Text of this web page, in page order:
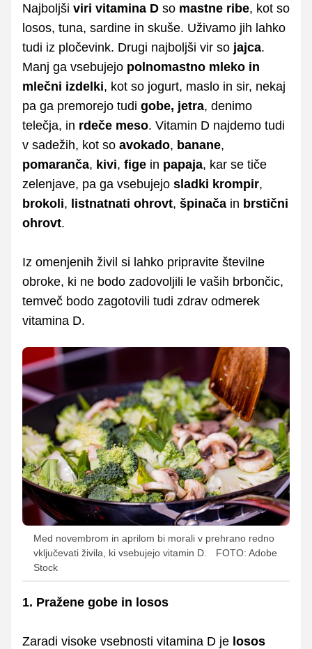
Najboljši viri vitamina D so mastne ribe, kot so
losos, tuna, sardine in skuše. Uživamo jih lahko
tudi iz pločevink. Drugi najboljši vir so jajca.
Manj ga vsebujejo polnomastno mleko in
mlečni izdelki, kot so jogurt, maslo in sir, nekaj
pa ga premorejo tudi gobe, jetra, denimo
telečja, in rdeče meso. Vitamin D najdemo tudi
v sadežih, kot so avokado, banane,
pomaranča, kivi, fige in papaja, kar se tiče
zelenjave, pa ga vsebujejo sladki krompir,
brokoli, listnatnati ohrovt, špinača in brstični
ohrovt.
Iz omenjenih živil si lahko pripravite številne
obroke, ki ne bodo zadovoljili le vaših brbončic,
temveč bodo zagotovili tudi zdrav odmerek
vitamina D.
Med novembrom in aprilom bi morali v prehrano redno
vključevati živila, ki vsebujejo vitamin D.
FOTO: Adobe
Stock
1. Pražene gobe in losos
Zaradi visoke vsebnosti vitamina D je losos